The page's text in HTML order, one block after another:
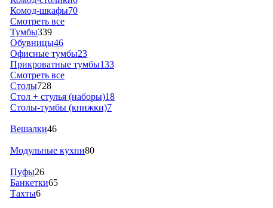
Комод-шкафы70
Смотреть все
Тумбы339
Обувницы46
Офисные тумбы23
Прикроватные тумбы133
Смотреть все
Столы728
Стол + стулья (наборы)18
Столы-тумбы (книжки)7
Вешалки46
Модульные кухни80
Пуфы26
Банкетки65
Тахты6